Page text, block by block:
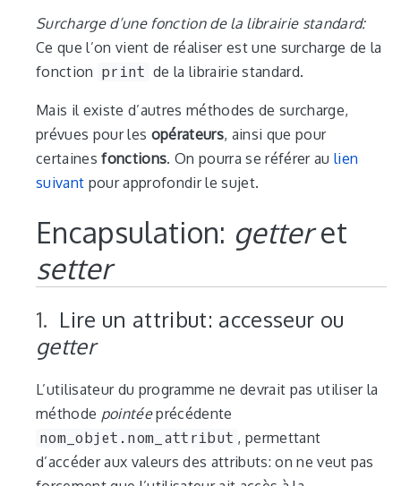
Surcharge d’une fonction de la librairie standard:
Ce que l’on vient de réaliser est une surcharge de la
fonction print de la librairie standard.
Mais il existe d’autres méthodes de surcharge,
prévues pour les opérateurs, ainsi que pour
certainesfonctions. On pourra se référer au lien
suivant pour approfondir le sujet.
Encapsulation: getteret
setter
Lire un attribut: accesseur ou
getter
L’utilisateur du programme ne devrait pas utiliser la
méthode pointéeprécédente
nom_objet.nom_attribut , permettant
d’accéder aux valeurs des attributs: on ne veut pas